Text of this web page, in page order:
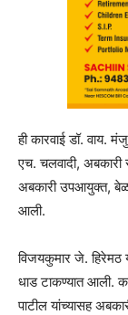
ही कारवाई डॉ. वाय.
एच. चलवादी,
अबकारी उपआयुक्त,
आली.
विजयकुमार जे. हिरेमठ
धाड टाकण्यात आली.
पाटील यांच्यासह